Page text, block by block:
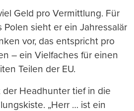
Geld pro Vermittlung. Für
sieht er ein Jahressalär
vor, das entspricht pro
– ein Vielfaches für einen
Teilen der EU.
Headhunter tief in die
„Herr … ist ein